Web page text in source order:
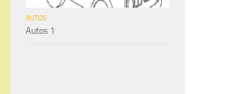
AUTOS
Autos 1